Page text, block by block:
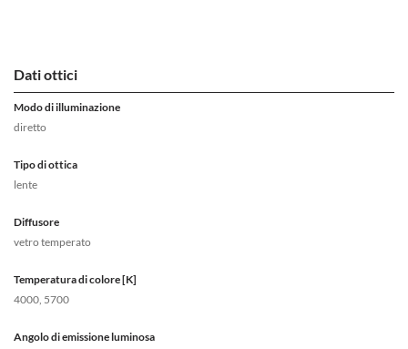
Dati ottici
Modo di illuminazione
diretto
Tipo di ottica
lente
Diffusore
vetro temperato
Temperatura di colore [K]
4000, 5700
Angolo di emissione luminosa